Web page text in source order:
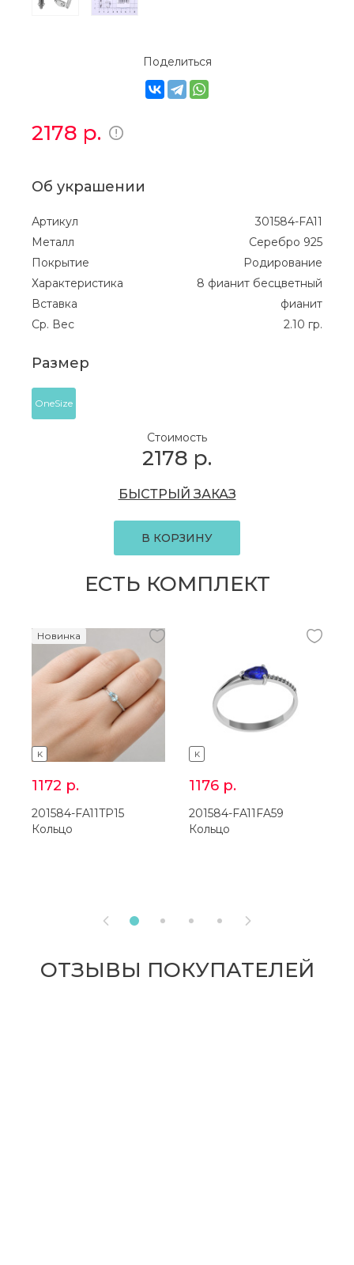
Поделиться
2178 р.
Об украшении
Артикул
301584-FA11
Металл
Серебро 925
Покрытие
Родирование
Характеристика
8 фианит бесцветный
Вставка
фианит
Ср. Вес
2.10 гр.
Размер
OneSize
Стоимость
2178 р.
БЫСТРЫЙ ЗАКАЗ
В КОРЗИНУ
ЕСТЬ КОМПЛЕКТ
K
Новинка
1172 р.
201584-FA11TP15
Кольцо
K
1176 р.
201584-FA11FA59
Кольцо
 
ОТЗЫВЫ ПОКУПАТЕЛЕЙ